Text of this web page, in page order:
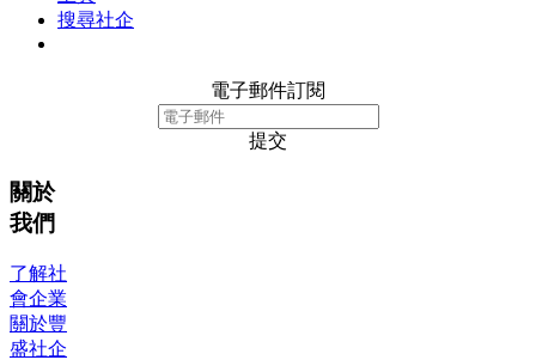
搜尋社企
電子郵件訂閱
提交
關於
我們
了解社
會企業
關於豐
盛社企